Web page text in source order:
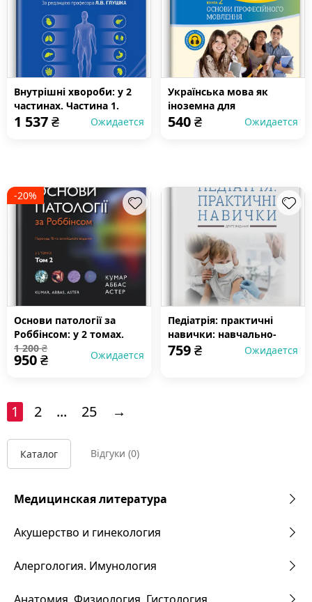
Внутрішні хвороби: у 2
частинах. Частина 1.
Розділи 1—8: підручник
1 537₴ Ожидается
Українська мова як
іноземна для
англомовних студентів-
540₴ Ожидается
-20%
Основи патології за
Роббінсом: у 2 томах.
Том 2
1 200₴
950₴ Ожидается
Педіатрія: практичні
навички: навчально-
методичний посібник
759₴ Ожидается
1 2 ... 25 →
Каталог Відгуки (0)
Медицинская литература
Акушерство и гинекология
Алергология. Имунология